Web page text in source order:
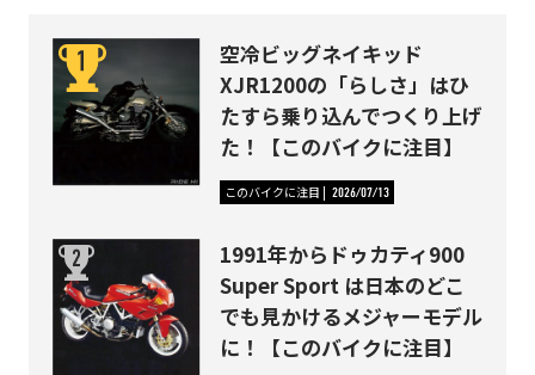
空冷ビッグネイキッド
XJR1200の「らしさ」はひ
たすら乗り込んでつくり上げ
た！【このバイクに注目】
このバイクに注目 2026/07/13
1991年からドゥカティ900
Super Sport は日本のどこ
でも見かけるメジャーモデル
に！【このバイクに注目】